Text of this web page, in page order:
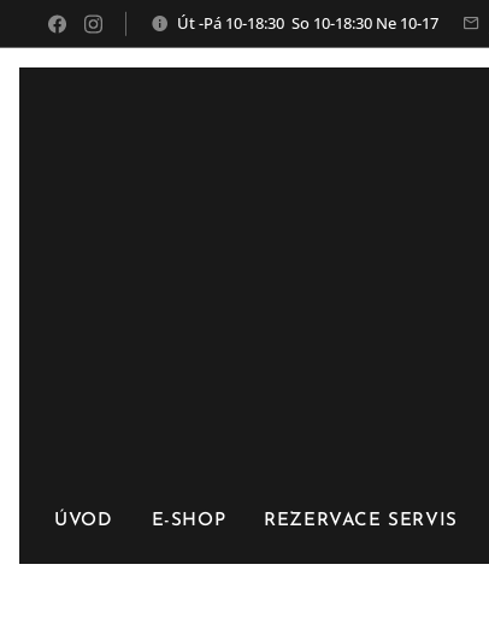
Út -Pá 10-18:30 So 10-18:30 Ne 10-17
ÚVOD E-SHOP REZERVACE SERVIS